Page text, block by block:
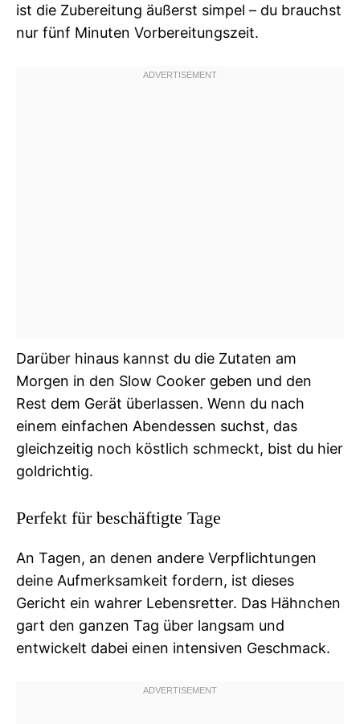
ist die Zubereitung äußerst simpel – du brauchst
nur fünf Minuten Vorbereitungszeit.
Darüber hinaus kannst du die Zutaten am
Morgen in den Slow Cooker geben und den
Rest dem Gerät überlassen. Wenn du nach
einem einfachen Abendessen suchst, das
gleichzeitig noch köstlich schmeckt, bist du hier
goldrichtig.
Perfekt für beschäftigte Tage
An Tagen, an denen andere Verpflichtungen
deine Aufmerksamkeit fordern, ist dieses
Gericht ein wahrer Lebensretter. Das Hähnchen
gart den ganzen Tag über langsam und
entwickelt dabei einen intensiven Geschmack.